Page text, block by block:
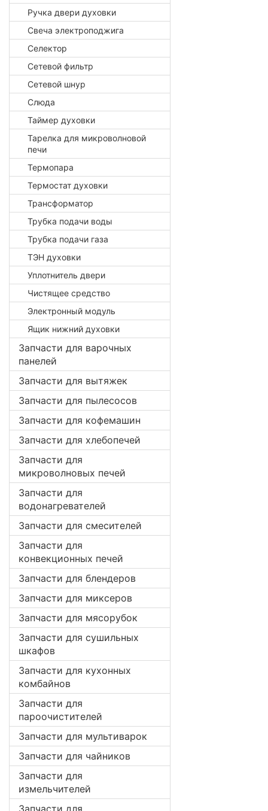
Ручка двери духовки
Свеча электроподжига
Селектор
Сетевой фильтр
Сетевой шнур
Слюда
Таймер духовки
Тарелка для микроволновой
печи
Термопара
Термостат духовки
Трансформатор
Трубка подачи воды
Трубка подачи газа
ТЭН духовки
Уплотнитель двери
Чистящее средство
Электронный модуль
Ящик нижний духовки
Запчасти для варочных
панелей
Запчасти для вытяжек
Запчасти для пылесосов
Запчасти для кофемашин
Запчасти для хлебопечей
Запчасти для
микроволновых печей
Запчасти для
водонагревателей
Запчасти для смесителей
Запчасти для
конвекционных печей
Запчасти для блендеров
Запчасти для миксеров
Запчасти для мясорубок
Запчасти для сушильных
шкафов
Запчасти для кухонных
комбайнов
Запчасти для
пароочистителей
Запчасти для мультиварок
Запчасти для чайников
Запчасти для
измельчителей
Запчасти для